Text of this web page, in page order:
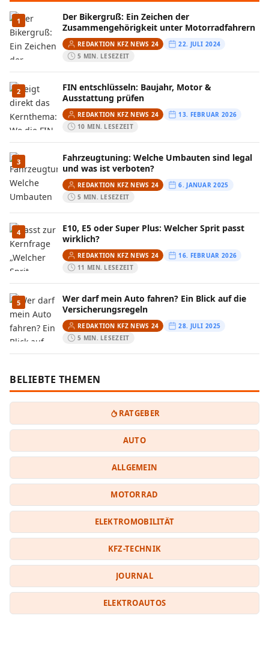
1
Der Bikergruß: Ein Zeichen der
Zusammengehörigkeit unter Motorradfahrern
REDAKTION KFZ NEWS 24
22. JULI 2024
5 MIN. LESEZEIT
2
FIN entschlüsseln: Baujahr, Motor &
Ausstattung prüfen
REDAKTION KFZ NEWS 24
13. FEBRUAR 2026
10 MIN. LESEZEIT
3
Fahrzeugtuning: Welche Umbauten sind legal
und was ist verboten?
REDAKTION KFZ NEWS 24
6. JANUAR 2025
5 MIN. LESEZEIT
4
E10, E5 oder Super Plus: Welcher Sprit passt
wirklich?
REDAKTION KFZ NEWS 24
16. FEBRUAR 2026
11 MIN. LESEZEIT
5
Wer darf mein Auto fahren? Ein Blick auf die
Versicherungsregeln
REDAKTION KFZ NEWS 24
28. JULI 2025
5 MIN. LESEZEIT
BELIEBTE THEMEN
RATGEBER
AUTO
ALLGEMEIN
MOTORRAD
ELEKTROMOBILITÄT
KFZ-TECHNIK
JOURNAL
ELEKTROAUTOS